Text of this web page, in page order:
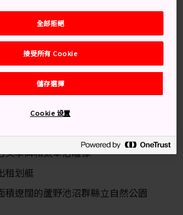
半島青森縣西北方的五所川原，差不多
和弘前市的北方，與兩地的距離大約相
蘆野公園比較方便。
羽線到五所川原站，車程約 50 分鐘。
1 分鐘到津輕五所川原站，搭乘津輕鐵
野公園站，車程大約 20 分鐘。從蘆野
文學碑和太宰治雕像
租划艇
積遼闊的蘆野池沼群縣立自然公園
全部拒絕
接受所有 Cookie
儲存選擇
Cookie 设置